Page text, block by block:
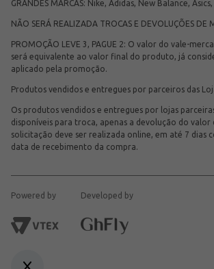
GRANDES MARCAS: Nike, Adidas, New Balance,
NÃO SERÁ REALIZADA TROCAS E DEVOLUÇÕES DE
PROMOÇÃO LEVE 3, PAGUE 2: O valor do vale-
será equivalente ao valor final do produto, já
aplicado pela promoção.
Produtos vendidos e entregues por parceiros das
Os produtos vendidos e entregues por lojas
disponíveis para troca, apenas a devolução do valor
solicitação deve ser realizada online, em até 7 dias
data de recebimento da compra.
Powered by Developed by